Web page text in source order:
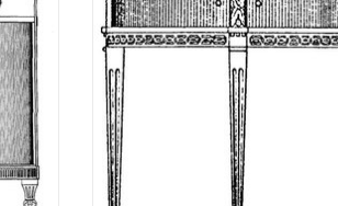
ZUM WARENKORB HINZUFÜGEN